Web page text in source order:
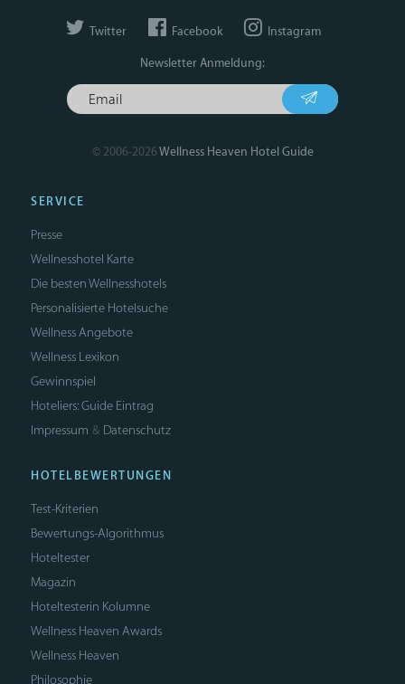
Twitter Facebook Instagram
Newsletter Anmeldung:
© 2006-2026Wellness Heaven Hotel Guide
SERVICE
Presse
Wellnesshotel Karte
Die besten Wellnesshotels
Personalisierte Hotelsuche
Wellness Angebote
Wellness Lexikon
Gewinnspiel
Hoteliers: Guide Eintrag
Impressum & Datenschutz
HOTELBEWERTUNGEN
Test-Kriterien
Bewertungs-Algorithmus
Hoteltester
Magazin
Hoteltesterin Kolumne
Wellness Heaven Awards
Wellness Heaven
Philosophie